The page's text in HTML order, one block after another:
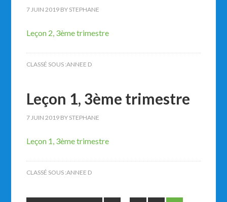
7 JUIN 2019 BY STEPHANE
Leçon 2, 3ème trimestre
CLASSÉ SOUS :ANNEE D
Leçon 1, 3ème trimestre
7 JUIN 2019 BY STEPHANE
Leçon 1, 3ème trimestre
CLASSÉ SOUS :ANNEE D